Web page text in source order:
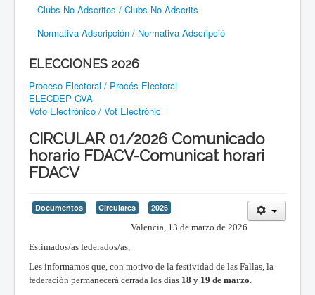
Clubs No Adscritos / Clubs No Adscrits
Normativa Adscripción / Normativa Adscripció
ELECCIONES 2026
Proceso Electoral / Procés Electoral
ELECDEP GVA
Voto Electrónico / Vot Electrònic
CIRCULAR 01/2026 Comunicado
horario FDACV-Comunicat horari
FDACV
Documentos Circulares
2026
Valencia, 13 de marzo de 2026
Estimados/as federados/as,
Les informamos que, con motivo de la festividad de las Fallas, la
federación permanecerá cerrada los días 18 y 19 de marzo